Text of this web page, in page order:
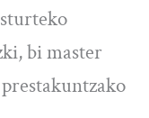
bi master